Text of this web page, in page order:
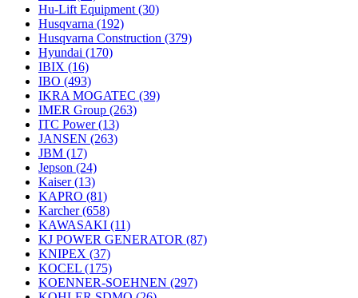
Hu-Lift Equipment (30)
Husqvarna (192)
Husqvarna Construction (379)
Hyundai (170)
IBIX (16)
IBO (493)
IKRA MOGATEC (39)
IMER Group (263)
ITC Power(13)
JANSEN (263)
JBM (17)
Jepson (24)
Kaiser(13)
KAPRO (81)
Karcher(658)
KAWASAKI (11)
KJ POWER GENERATOR (87)
KNIPEX (37)
KOCEL (175)
KOENNER-SOEHNEN (297)